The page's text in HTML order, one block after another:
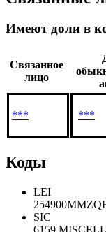
Имеют доли в
Связанное
лицо
*** ***
Коды
LEI
SIC
6159